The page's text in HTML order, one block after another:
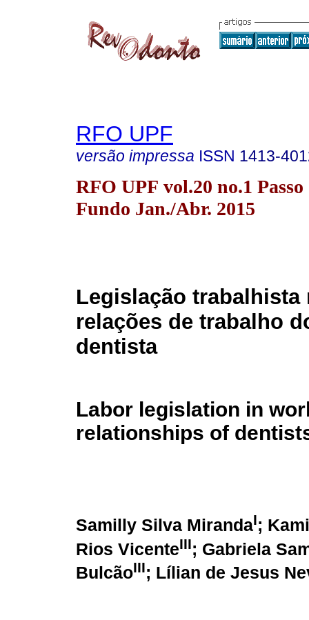
RFO UPF
versão impressa ISSN 1413-
RFO UPF vol.20 no.1 Passo
Fundo Jan./Abr. 2015
Legislação trabalhista
relações de trabalho
dentista
Labor legislation in
relationships of
Samilly Silva MirandaI;
Rios VicenteIII; Gabriela
BulcãoIII; Lílian de Jesus